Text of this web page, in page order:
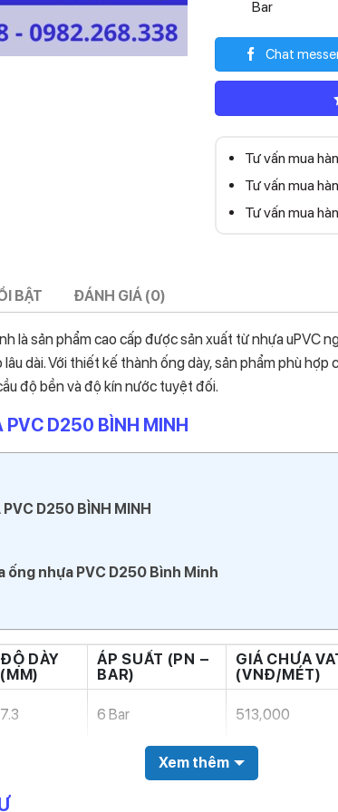
Bar
Chat
Tư vấn mua
Tư vấn mua
Tư vấn mua
BẬT ĐÁNH GIÁ (0)
là sản phẩm cao cấp được sản xuất từ nhựa uPVC
dài. Với thiết kế thành ống dày, sản phẩm phù
độ bền và độ kín nước tuyệt đối.
PVC D250 BÌNH MINH
PVC D250 BÌNH MINH
nhựa PVC D250 Bình Minh
ĐỘ DÀY
(MM)
ÁP SUẤT (PN –
BAR)
GIÁ CHƯA
(VNĐ/MÉT)
7.3 6 Bar 513,000
812,000
Xem thêm